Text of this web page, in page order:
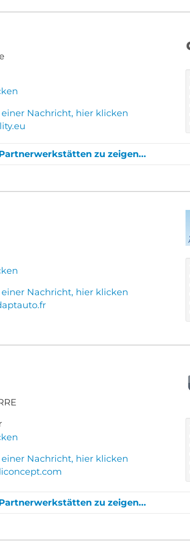
Nachricht, hier klicken
zu zeigen...
Nachricht, hier klicken
Nachricht, hier klicken
zu zeigen...